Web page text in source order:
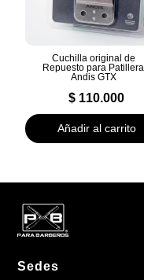
Cuchilla original de
Repuesto para Patillera
Andis GTX
$ 110.000
Añadir al carrito
Sedes